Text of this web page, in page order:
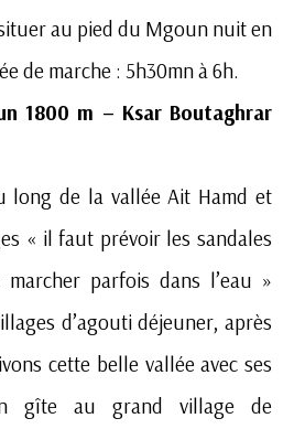
au pied du Mgoun nuit en
de marche : 5h30mn à 6h.
1800 m – Ksar Boutaghrar
long de la vallée Ait Hamd et
« il faut prévoir les sandales
parfois dans l’eau »
d’agouti déjeuner, après
cette belle vallée avec ses
gîte au grand village de